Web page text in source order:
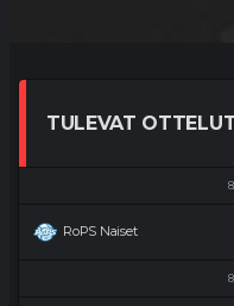
TULEVAT
RoPS Naiset